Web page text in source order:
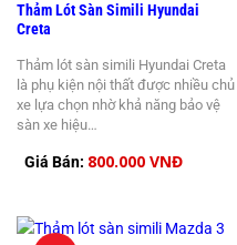
Thảm Lót Sàn Simili Hyundai
Creta
Thảm lót sàn simili Hyundai Creta
là phụ kiện nội thất được nhiều chủ
xe lựa chọn nhờ khả năng bảo vệ
sàn xe hiệu…
Giá Bán: 800.000 VNĐ